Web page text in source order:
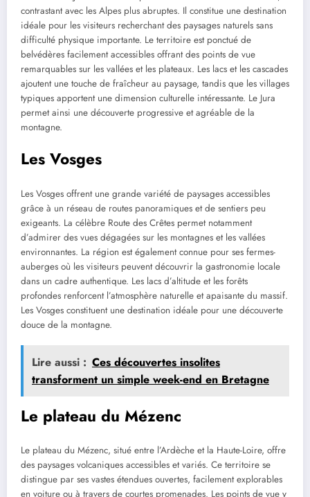
contrastant avec les Alpes plus abruptes. Il constitue une destination
idéale pour les visiteurs recherchant des paysages naturels sans
difficulté physique importante. Le territoire est ponctué de
belvédères facilement accessibles offrant des points de vue
remarquables sur les vallées et les plateaux. Les lacs et les cascades
ajoutent une touche de fraîcheur au paysage, tandis que les villages
typiques apportent une dimension culturelle intéressante. Le Jura
permet ainsi une découverte progressive et agréable de la
montagne.
Les Vosges
Les Vosges offrent une grande variété de paysages accessibles
grâce à un réseau de routes panoramiques et de sentiers peu
exigeants. La célèbre Route des Crêtes permet notamment
d’admirer des vues dégagées sur les montagnes et les vallées
environnantes. La région est également connue pour ses fermes-
auberges où les visiteurs peuvent découvrir la gastronomie locale
dans un cadre authentique. Les lacs d’altitude et les forêts
profondes renforcent l’atmosphère naturelle et apaisante du massif.
Les Vosges constituent une destination idéale pour une découverte
douce de la montagne.
Lire aussi : Ces découvertes insolites
transforment un simple week-end en Bretagne
Le plateau du Mézenc
Le plateau du Mézenc, situé entre l’Ardèche et la Haute-Loire, offre
des paysages volcaniques accessibles et variés. Ce territoire se
distingue par ses vastes étendues ouvertes, facilement explorables
en voiture ou à travers de courtes promenades. Les points de vue y